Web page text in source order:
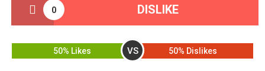
0 DISLIKE
50% Likes VS 50% Dislikes